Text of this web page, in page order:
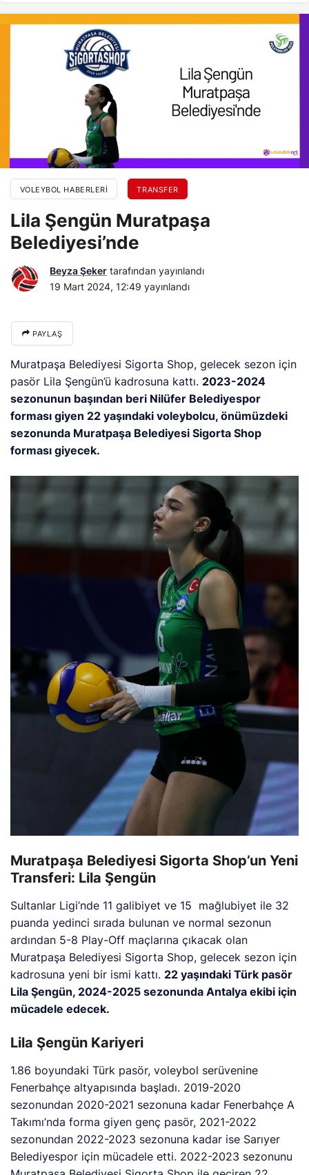
VOLEYBOL HABERLERI TRANSFER
Lila Şengün Muratpaşa
Belediyesi’nde
Beyza Şeker tarafından yayınlandı
19 Mart 2024, 12:49 yayınlandı
PAYLAŞ
Muratpaşa Belediyesi Sigorta Shop, gelecek sezon için
pasör Lila Şengün’ü kadrosuna kattı.2023-2024
sezonunun başından beri Nilüfer Belediyespor
forması giyen 22 yaşındaki voleybolcu, önümüzdeki
sezonunda Muratpaşa Belediyesi Sigorta Shop
forması giyecek.
Muratpaşa Belediyesi Sigorta Shop’un Yeni
Transferi: Lila Şengün
Sultanlar Ligi’nde 11 galibiyet ve 15 mağlubiyet ile 32
puanda yedinci sırada bulunan ve normal sezonun
ardından 5-8 Play-Off maçlarına çıkacak olan
Muratpaşa Belediyesi Sigorta Shop, gelecek sezon için
kadrosuna yeni bir ismi kattı.22 yaşındaki Türk pasör
Lila Şengün, 2024-2025 sezonunda Antalya ekibi için
mücadele edecek.
Lila Şengün Kariyeri
1.86 boyundaki Türk pasör, voleybol serüvenine
Fenerbahçe altyapısında başladı. 2019-2020
sezonundan 2020-2021 sezonuna kadar Fenerbahçe A
Takımı’nda forma giyen genç pasör, 2021-2022
sezonundan 2022-2023 sezonuna kadar ise Sarıyer
Belediyespor için mücadele etti. 2022-2023 sezonunu